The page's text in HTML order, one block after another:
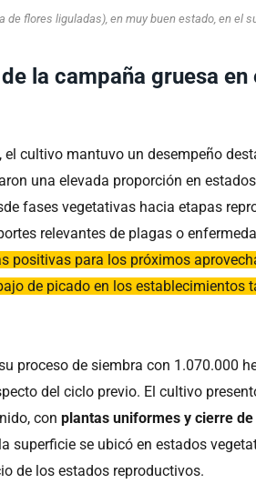
de flores liguladas), en muy buen estado, en el
la campaña gruesa
, el cultivo mantuvo un desempeño
una elevada proporción en
fases vegetativas hacia etapas
relevantes de plagas o
positivas para los próximos
de picado en los establecimientos
proceso de siembra con 1.070.000
del ciclo previo. El cultivo
conplantas uniformes y cierre
superficie se ubicó en estados
de los estados reproductivos.